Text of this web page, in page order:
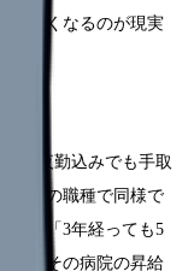
厳しくなるのが現実
、夜勤込みでも手取
多くの職種で同様で
だし「3年経っても5
は、その病院の昇給